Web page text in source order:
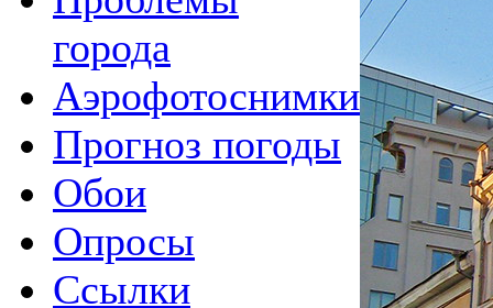
города
Аэрофотоснимки
Прогноз погоды
Обои
Опросы
Ссылки